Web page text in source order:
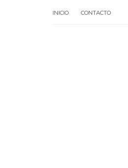
INICIO CONTACTO